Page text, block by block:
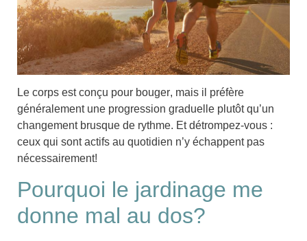
Le corps est conçu pour bouger, mais il préfère
généralement une progression graduelle plutôt qu’un
changement brusque de rythme. Et détrompez-vous :
ceux qui sont actifs au quotidien n’y échappent pas
nécessairement!
Pourquoi le jardinage me
donne mal au dos?